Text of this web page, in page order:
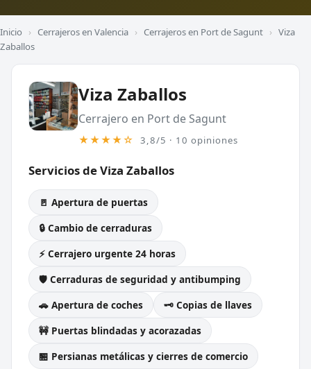
Inicio › Cerrajeros en Valencia › Cerrajeros en Port de Sagunt › Viza
Zaballos
Viza Zaballos
Cerrajero en Port de Sagunt
★★★★☆ 3,8/5 · 10 opiniones
Servicios de Viza Zaballos
🚪 Apertura de puertas
🔒 Cambio de cerraduras
⚡ Cerrajero urgente 24 horas
🛡️ Cerraduras de seguridad y antibumping
🚗 Apertura de coches
🗝️ Copias de llaves
🚧 Puertas blindadas y acorazadas
🏪 Persianas metálicas y cierres de comercio